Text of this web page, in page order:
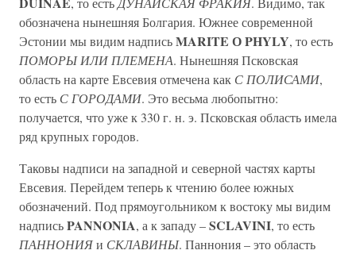
обозначена нынешняя Болгария. Южнее современной
Эстонии мы видим надписьMARITE О PHYLY, то есть
ПОМОРЫ ИЛИ ПЛЕМЕНА. Нынешняя Псковская
область на карте Евсевия отмечена как С ПОЛИСАМИ,
то есть С ГОРОДАМИ. Это весьма любопытно:
получается, что уже к 330 г. н. э. Псковская область имела
ряд крупных городов.
Таковы надписи на западной и северной частях карты
Евсевия. Перейдем теперь к чтению более южных
обозначений. Под прямоугольником к востоку мы видим
надписьPANNONIA, а к западу –SCLAVINI, то есть
ПАННОНИЯи СКЛАВИНЫ. Паннония – это область